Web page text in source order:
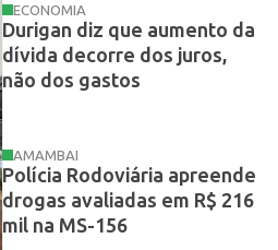
ECONOMIA
Durigan diz que aumento da
dívida decorre dos juros,
não dos gastos
AMAMBAI
Polícia Rodoviária apreende
drogas avaliadas em R$ 216
mil na MS-156